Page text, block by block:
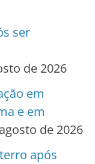
ser
de 2026
em
e em
de 2026
após